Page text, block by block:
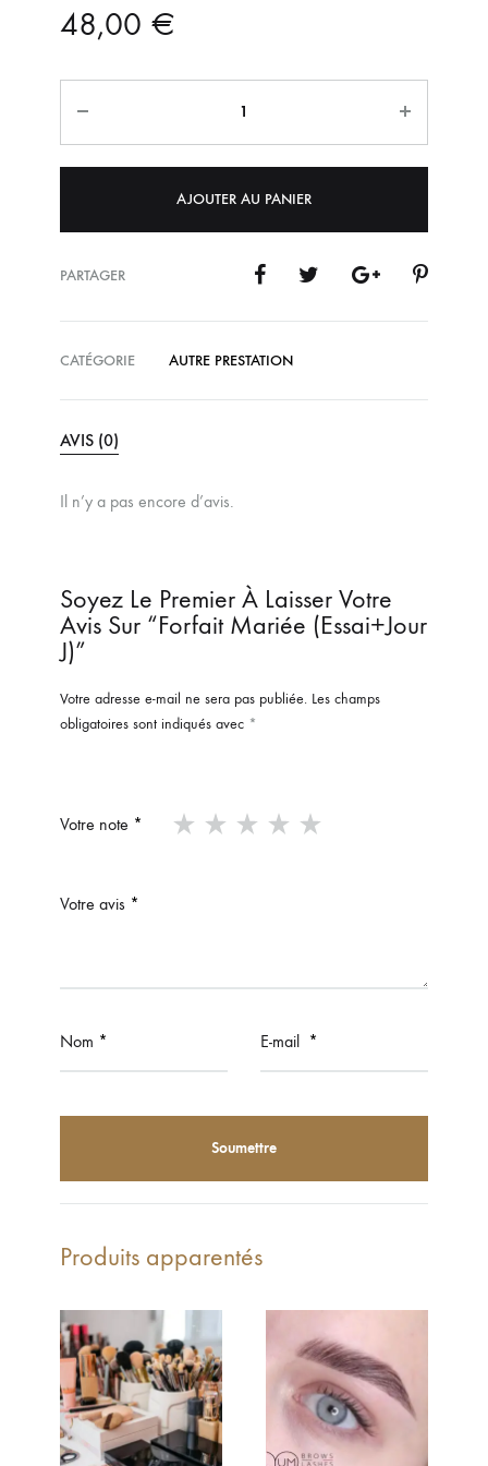
48,00 €
AJOUTER AU PANIER
PARTAGER
CATÉGORIE AUTRE PRESTATION
AVIS (0)
Il n’y a pas encore d’avis.
Soyez Le Premier À Laisser Votre
Avis Sur “Forfait Mariée (essai+jour
J)”
Votre adresse e-mail ne sera pas publiée. Les champs
obligatoires sont indiqués avec *
Votre note *
Votre avis *
Nom * E-mail *
Produits apparentés